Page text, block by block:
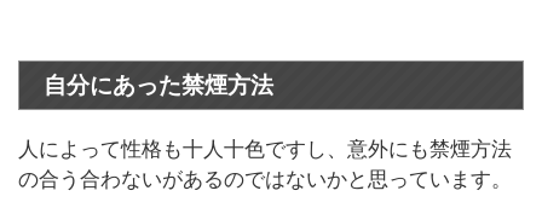
自分にあった禁煙方法
人によって性格も十人十色ですし、意外にも禁煙方法
の合う合わないがあるのではないかと思っています。